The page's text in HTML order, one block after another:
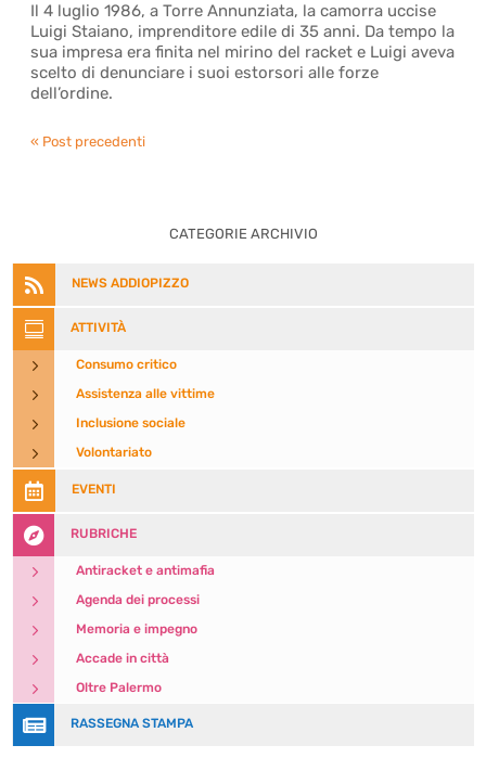
Il 4 luglio 1986, a Torre Annunziata, la camorra uccise
Luigi Staiano, imprenditore edile di 35 anni. Da tempo la
sua impresa era finita nel mirino del racket e Luigi aveva
scelto di denunciare i suoi estorsori alle forze
dell’ordine.
« Post precedenti
CATEGORIE ARCHIVIO
 NEWS ADDIOPIZZO
 ATTIVITÀ
5 Consumo critico
5 Assistenza alle vittime
5 Inclusione sociale
5 Volontariato
 EVENTI
 RUBRICHE
5 Antiracket e antimafia
5 Agenda dei processi
5 Memoria e impegno
5 Accade in città
5 Oltre Palermo
 RASSEGNA STAMPA